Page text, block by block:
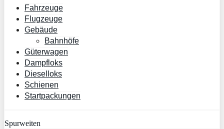
Fahrzeuge
Flugzeuge
Gebäude
Bahnhöfe
Güterwagen
Dampfloks
Dieselloks
Schienen
Startpackungen
Spurweiten